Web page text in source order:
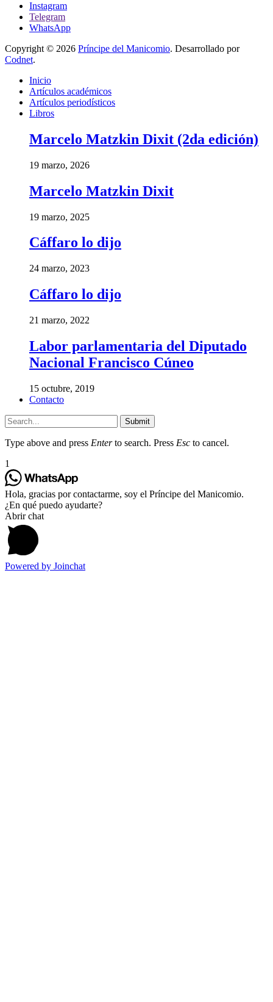
Instagram
Telegram
WhatsApp
Copyright © 2026 Príncipe del Manicomio. Desarrollado por
Codnet.
Inicio
Artículos académicos
Artículos periodísticos
Libros
Marcelo Matzkin Dixit (2da edición)
19 marzo, 2026
Marcelo Matzkin Dixit
19 marzo, 2025
Cáffaro lo dijo
24 marzo, 2023
Cáffaro lo dijo
21 marzo, 2022
Labor parlamentaria del Diputado
Nacional Francisco Cúneo
15 octubre, 2019
Contacto
Submit
Type above and press Enterto search. Press Esc to cancel.
1
Hola, gracias por contactarme, soy el Príncipe del Manicomio.
¿En qué puedo ayudarte?
Abrir chat
Powered by Joinchat